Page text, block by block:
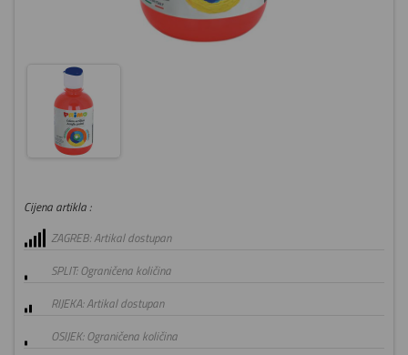
Cijena artikla :
ZAGREB: Artikal dostupan
SPLIT: Ograničena količina
RIJEKA: Artikal dostupan
OSIJEK: Ograničena količina